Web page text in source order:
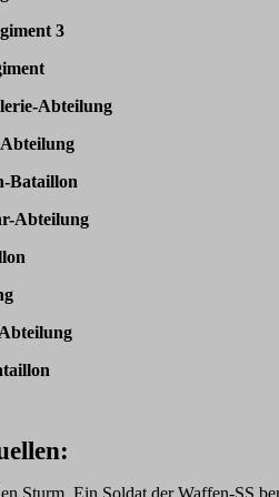
3
Abteilung
Bataillon
Abteilung
Sturm. Ein Soldat der Waffen-SS